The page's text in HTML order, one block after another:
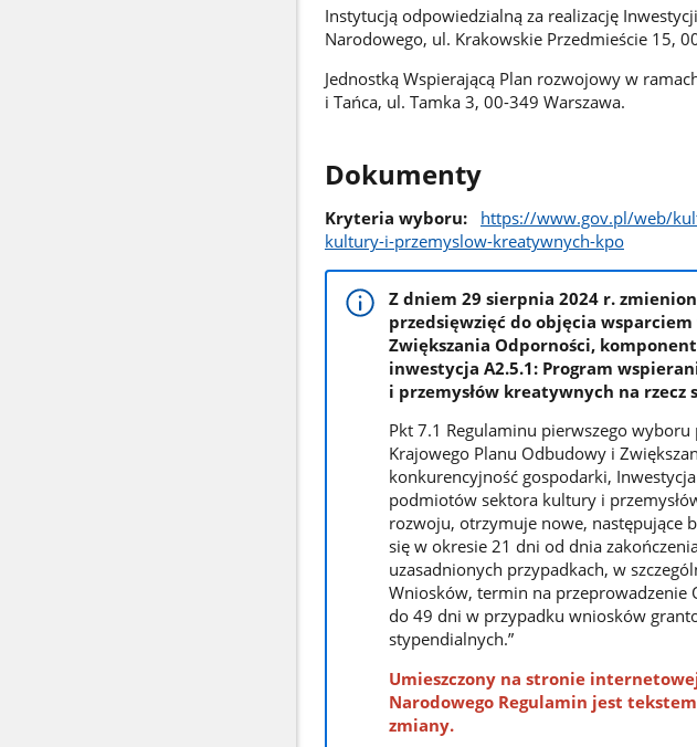
Instytucją odpowiedzialną za realizację
Narodowego, ul. Krakowskie Przedmieście 15,
Jednostką Wspierającą Plan rozwojowy w
i Tańca, ul. Tamka 3, 00-349 Warszawa.
Dokumenty
Kryteria wyboru:
https://www.gov.pl/web/
kultury-i-przemyslow-kreatywnych-kpo
Z dniem 29 sierpnia 2024 r.
przedsięwzięć do objęcia
Zwiększania Odporności,
inwestycja A2.5.1: Program
i przemysłów kreatywnych na
Pkt 7.1 Regulaminu pierwszego
Krajowego Planu Odbudowy i
konkurencyjność gospodarki,
podmiotów sektora kultury i
rozwoju, otrzymuje nowe, następujące
się w okresie 21 dni od dnia
uzasadnionych przypadkach, w
Wniosków, termin na przeprowadzenie
do 49 dni w przypadku wniosków
stypendialnych.”
Umieszczony na stronie
Narodowego Regulamin jest
zmiany.